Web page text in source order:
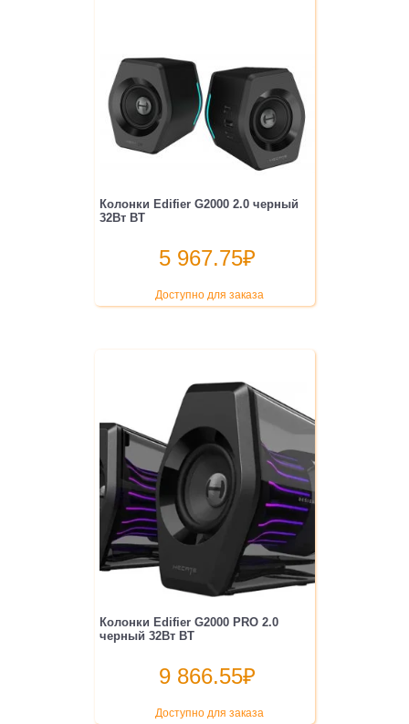
Колонки Edifier G2000 2.0 черный
32Вт BT
5 967.75₽
Доступно для заказа
Колонки Edifier G2000 PRO 2.0
черный 32Вт BT
9 866.55₽
Доступно для заказа